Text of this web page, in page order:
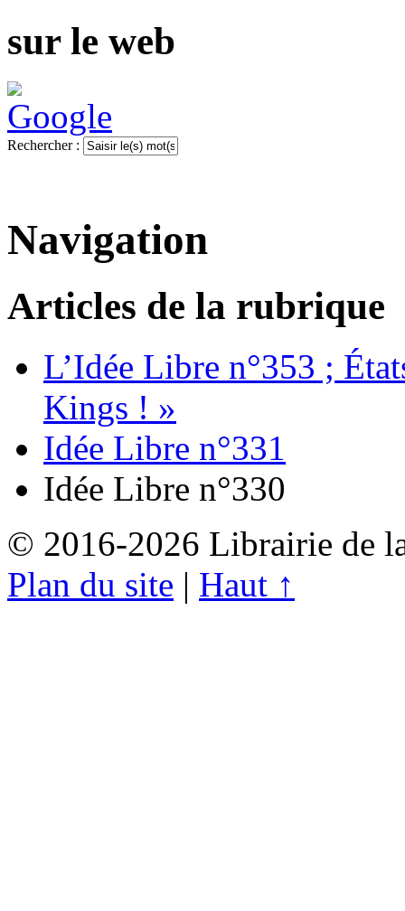
sur le web
Rechercher :
Navigation
Articles de la rubrique
L’Idée Libre n°353 ;
Kings ! »
Idée Libre n°331
Idée Libre n°330
© 2016-2026 Librairie de
Plan du site | Haut ↑